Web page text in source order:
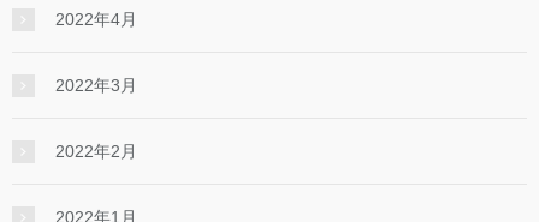
2022年4月
2022年3月
2022年2月
2022年1月